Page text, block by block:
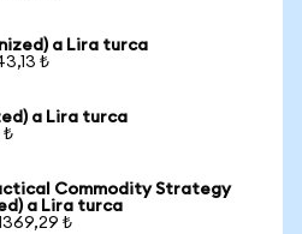
a Lira turca
₺
a Lira turca
₺
Commodity Strategy
a Lira turca
₺